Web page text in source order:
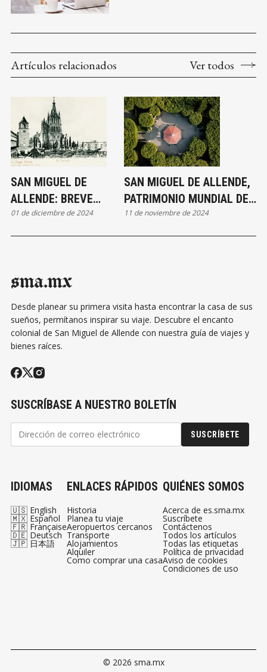
ESTADOUNIDENSES ESTÁN
Artículos relacionados Ver todos
SAN MIGUEL DE
ALLENDE: BREVE
HISTORIA DESDE SUS
INICIOS COMO SAN
01 de diciembre de 2024
SAN MIGUEL DE ALLENDE,
PATRIMONIO MUNDIAL DE
LA UNESCO:
IMPORTANCIA, LOGROS Y
11 de noviembre de 2024
sma.mx
Desde planear su primera visita hasta encontrar la casa de sus
sueños, permítanos inspirar su viaje. Descubre el encanto
colonial de San Miguel de Allende con nuestra guía de viajes y
bienes raíces.
SUSCRÍBASE A NUESTRO BOLETÍN
SUSCRÍBETE
IDIOMAS
🇺🇸 English
🇲🇽 Español
🇫🇷 Française
🇩🇪 Deutsch
🇯🇵 日本語
ENLACES RÁPIDOS
Historia
Planea tu viaje
Aeropuertos cercanos
Transporte
Alojamientos
Alquiler
Como comprar una casa
QUIÉNES SOMOS
Acerca de es.sma.mx
Suscríbete
Contáctenos
Todos los artículos
Todas las etiquetas
Política de privacidad
Aviso de cookies
Condiciones de uso
© 2026 sma.mx